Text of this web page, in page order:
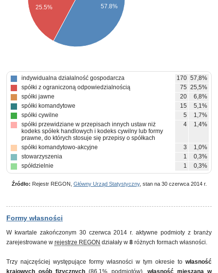
25.5% 57.8%
indywidualna działalność gospodarcza 170 57,8%
spółki z ograniczoną odpowiedzialnością
75 25,5%
spółki jawne
20
6,8%
spółki komandytowe
15
5,1%
spółki cywilne
5
1,7%
spółki przewidziane w przepisach innych ustaw niż
kodeks spółek handlowych i kodeks cywilny lub formy
prawne, do których stosuje się przepisy o spółkach
4 1,4%
spółki komandytowo-akcyjne 3
1,0%
stowarzyszenia
1
0,3%
spółdzielnie
1 0,3%
Źródło: Rejestr REGON, Główny Urząd Statystyczny, stan na 30 czerwca 2014 r.
Formy własności
W kwartale zakończonym 30 czerwca 2014 r. aktywne podmioty z branży
zarejestrowane w rejestrze REGON działały w 8 różnych formach własności.
Trzy najczęściej występujące formy własności w tym okresie to własność
krajowych osób fizycznych (86,1% podmiotów), własność mieszana w